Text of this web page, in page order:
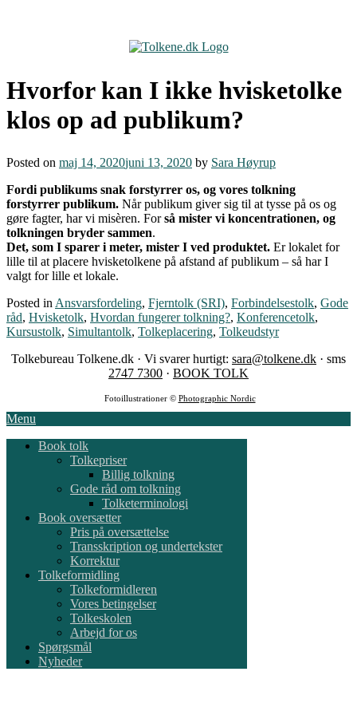
Hvorfor kan I ikke hvisketolke
klos op ad publikum?
Posted on maj 14, 2020juni 13, 2020 by Sara Høyrup
Fordi publikums snak forstyrrer os, og vores tolkning
forstyrrer publikum. Når publikum giver sig til at tysse på os og
gøre fagter, har vi misèren. Forså mister vi koncentrationen, og
tolkningen bryder sammen.
Det, som I sparer i meter, mister I ved produktet. Er lokalet for
lille til at placere hvisketolkene på afstand af publikum – så har I
valgt for lille et lokale.
Posted in Ansvarsfordeling, Fjerntolk (SRI), Forbindelsestolk, Gode
råd, Hvisketolk, Hvordan fungerer tolkning?, Konferencetolk,
Kursustolk, Simultantolk, Tolkeplacering, Tolkeudstyr
Tolkebureau Tolkene.dk · Vi svarer hurtigt: sara@tolkene.dk · sms
2747 7300 · BOOK TOLK
Fotoillustrationer © Photographic Nordic
Menu
Book tolk
Tolkepriser
Billig tolkning
Gode råd om tolkning
Tolketerminologi
Book oversætter
Pris på oversættelse
Transskription og undertekster
Korrektur
Tolkeformidling
Tolkeformidleren
Vores betingelser
Tolkeskolen
Arbejd for os
Spørgsmål
Nyheder